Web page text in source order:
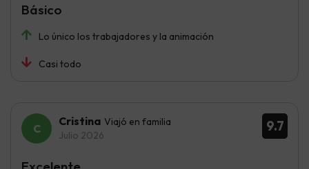
Lo único los trabajadores y la animación
Casi todo
Básico
9.7
Cristina Viajó en familia
Julio 2026